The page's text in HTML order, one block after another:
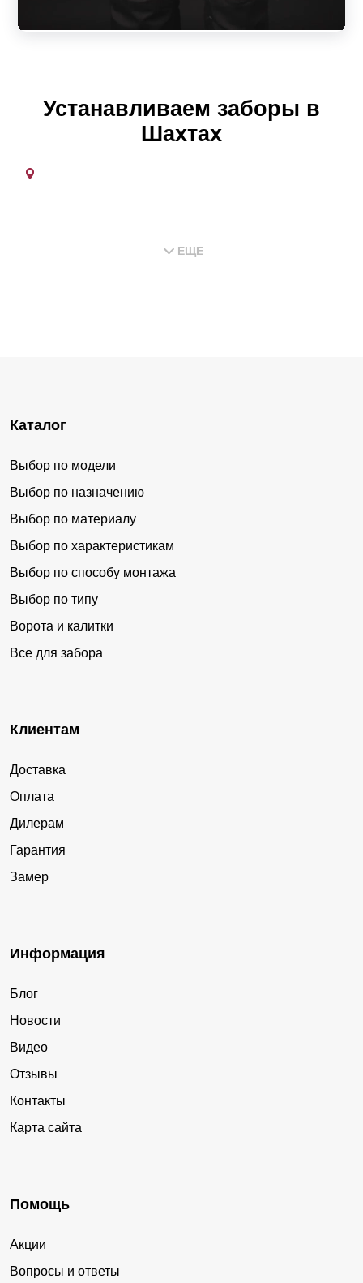
Устанавливаем заборы в
Шахтах
ЕЩЕ
Каталог
Выбор по модели
Выбор по назначению
Выбор по материалу
Выбор по характеристикам
Выбор по способу монтажа
Выбор по типу
Ворота и калитки
Все для забора
Клиентам
Доставка
Оплата
Дилерам
Гарантия
Замер
Информация
Блог
Новости
Видео
Отзывы
Контакты
Карта сайта
Помощь
Акции
Вопросы и ответы